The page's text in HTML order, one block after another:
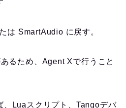
は SmartAudio に戻す。
るため、Agent Xで行うこと
、Luaスクリプト、Tangoデバ